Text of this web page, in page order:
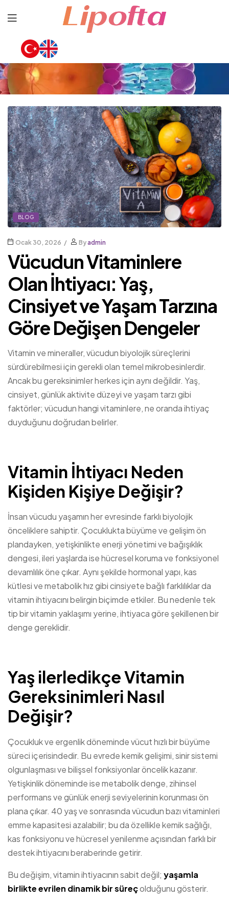
BLOG
Ocak 30, 2026 Byadmin
Vücudun Vitaminlere
Olan İhtiyacı: Yaş,
Cinsiyet ve Yaşam Tarzına
Göre Değişen Dengeler
Vitamin ve mineraller, vücudun biyolojik süreçlerini
sürdürebilmesi için gerekli olan temel mikrobesinlerdir.
Ancak bu gereksinimler herkes için aynı değildir. Yaş,
cinsiyet, günlük aktivite düzeyi ve yaşam tarzı gibi
faktörler; vücudun hangi vitaminlere, ne oranda ihtiyaç
duyduğunu doğrudan belirler.
Vitamin İhtiyacı Neden
Kişiden Kişiye Değişir?
İnsan vücudu yaşamın her evresinde farklı biyolojik
önceliklere sahiptir. Çocuklukta büyüme ve gelişim ön
plandayken, yetişkinlikte enerji yönetimi ve bağışıklık
dengesi, ileri yaşlarda ise hücresel koruma ve fonksiyonel
devamlılık öne çıkar. Aynı şekilde hormonal yapı, kas
kütlesi ve metabolik hız gibi cinsiyete bağlı farklılıklar da
vitamin ihtiyacını belirgin biçimde etkiler. Bu nedenle tek
tip bir vitamin yaklaşımı yerine, ihtiyaca göre şekillenen bir
denge gereklidir.
Yaş ilerledikçe Vitamin
Gereksinimleri Nasıl
Değişir?
Çocukluk ve ergenlik döneminde vücut hızlı bir büyüme
süreci içerisindedir. Bu evrede kemik gelişimi, sinir sistemi
olgunlaşması ve bilişsel fonksiyonlar öncelik kazanır.
Yetişkinlik döneminde ise metabolik denge, zihinsel
performans ve günlük enerji seviyelerinin korunması ön
plana çıkar. 40 yaş ve sonrasında vücudun bazı vitaminleri
emme kapasitesi azalabilir; bu da özellikle kemik sağlığı,
kas fonksiyonu ve hücresel yenilenme açısından farklı bir
destek ihtiyacını beraberinde getirir.
Bu değişim, vitamin ihtiyacının sabit değil; yaşamla
birlikte evrilen dinamik bir süreçolduğunu gösterir.